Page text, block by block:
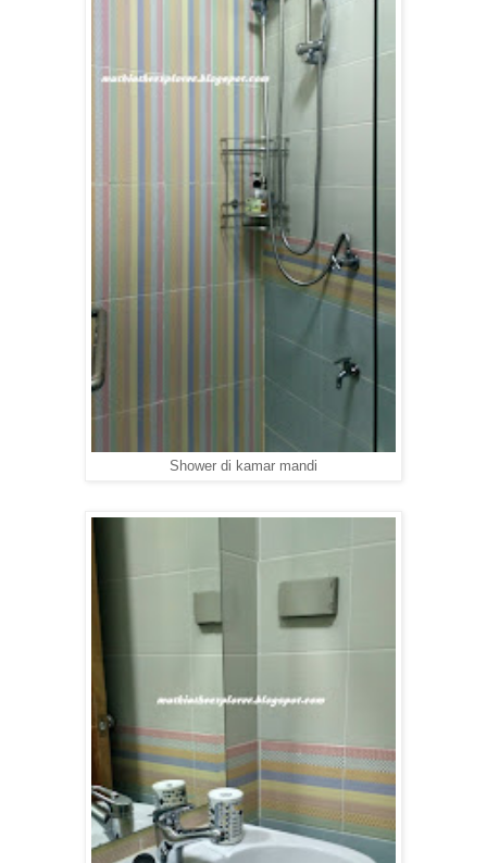
Shower di kamar mandi